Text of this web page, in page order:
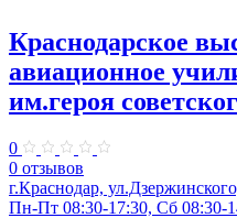
Краснодарское
авиационное
им.героя
0
0 отзывов
г.Краснодар,
Пн-Пт 08:30-17:30, Сб 08:30-